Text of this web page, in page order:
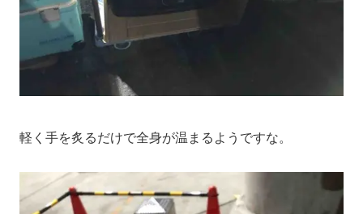
軽く手を炙るだけで全身が温まるようですな。